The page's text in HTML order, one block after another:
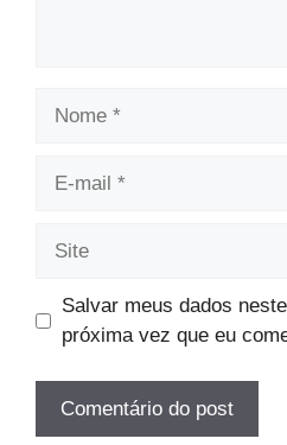
Salvar meus dados
próxima vez que eu